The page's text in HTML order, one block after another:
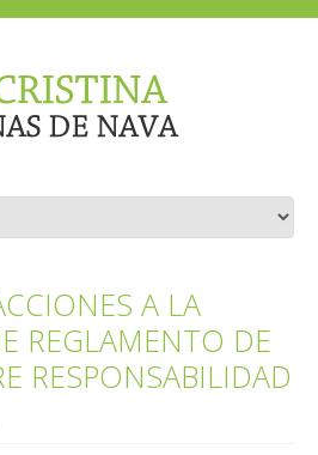
A LA
REGLAMENTO DE
RESPONSABILIDAD